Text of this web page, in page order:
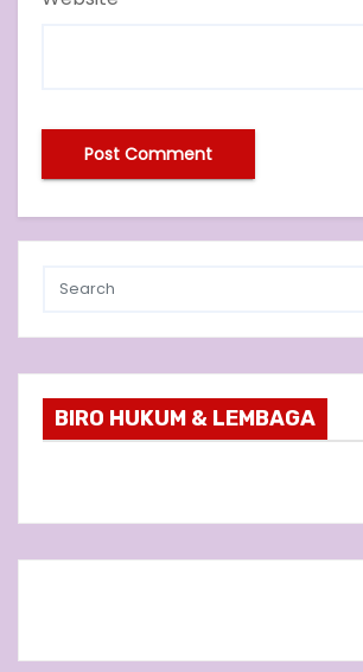
BIRO HUKUM & LEMBAGA